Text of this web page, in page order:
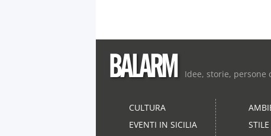
Idee, storie, persone
CULTURA
EVENTI IN SICILIA